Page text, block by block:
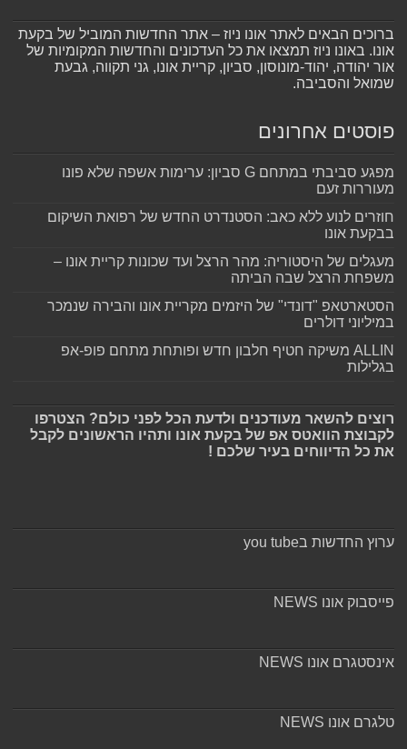
ברוכים הבאים לאתר אונו ניוז – אתר החדשות המוביל של בקעת
אונו. באונו ניוז תמצאו את כל העדכונים והחדשות המקומיות של
אור יהודה, יהוד-מונוסון, סביון, קריית אונו, גני תקווה, גבעת
שמואל והסביבה.
פוסטים אחרונים
מפגע סביבתי במתחם G סביון: ערימות אשפה שלא פונו
מעוררות זעם
חוזרים לנוע ללא כאב: הסטנדרט החדש של רפואת השיקום
בבקעת אונו
מעגלים של היסטוריה: מהר הרצל ועד שכונות קריית אונו –
משפחת הרצל שבה הביתה
הסטארטאפ "דונדי" של היזמים מקריית אונו והבירה שנמכר
במיליוני דולרים
ALLIN משיקה חטיף חלבון חדש ופותחת מתחם פופ-אפ
בגלילות
רוצים להשאר מעודכנים ולדעת הכל לפני כולם? הצטרפו
לקבוצת הוואטס אפ של בקעת אונו ותהיו הראשונים לקבל
את כל הדיווחים בעיר שלכם !
ערוץ החדשות בyou tube
פייסבוק אונו NEWS
אינסטגרם אונו NEWS
טלגרם אונו NEWS